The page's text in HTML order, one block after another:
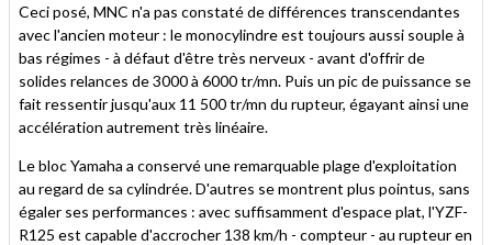
Ceci posé, MNC n'a pas constaté de différences transcendantes
avec l'ancien moteur : le monocylindre est toujours aussi souple à
bas régimes - à défaut d'être très nerveux - avant d'offrir de
solides relances de 3000 à 6000 tr/mn. Puis un pic de puissance se
fait ressentir jusqu'aux 11 500 tr/mn du rupteur, égayant ainsi une
accélération autrement très linéaire.
Le bloc Yamaha a conservé une remarquable plage d'exploitation
au regard de sa cylindrée. D'autres se montrent plus pointus, sans
égaler ses performances : avec suffisamment d'espace plat, l'YZF-
R125 est capable d'accrocher 138 km/h - compteur - au rupteur en